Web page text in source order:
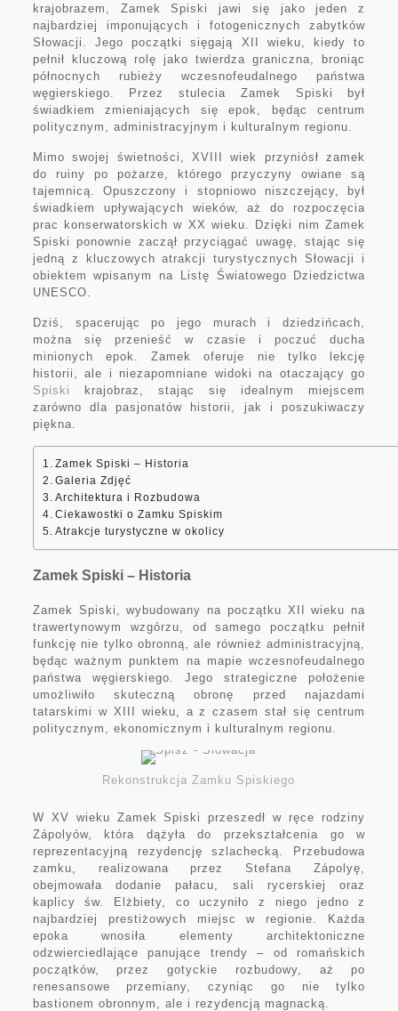
krajobrazem, Zamek Spiski jawi się jako jeden z
najbardziej imponujących i fotogenicznych zabytków
Słowacji. Jego początki sięgają XII wieku, kiedy to
pełnił kluczową rolę jako twierdza graniczna, broniąc
północnych rubieży wczesnofeudalnego państwa
węgierskiego. Przez stulecia Zamek Spiski był
świadkiem zmieniających się epok, będąc centrum
politycznym, administracyjnym i kulturalnym regionu.
Mimo swojej świetności, XVIII wiek przyniósł zamek
do ruiny po pożarze, którego przyczyny owiane są
tajemnicą. Opuszczony i stopniowo niszczejący, był
świadkiem upływających wieków, aż do rozpoczęcia
prac konserwatorskich w XX wieku. Dzięki nim Zamek
Spiski ponownie zaczął przyciągać uwagę, stając się
jedną z kluczowych atrakcji turystycznych Słowacji i
obiektem wpisanym na Listę Światowego Dziedzictwa
UNESCO.
Dziś, spacerując po jego murach i dziedzińcach,
można się przenieść w czasie i poczuć ducha
minionych epok. Zamek oferuje nie tylko lekcję
historii, ale i niezapomniane widoki na otaczający go
Spiski
krajobraz, stając się idealnym miejscem
zarówno dla pasjonatów historii, jak i poszukiwaczy
piękna.
Zamek Spiski – Historia
Galeria Zdjęć
Architektura i Rozbudowa
Ciekawostki o Zamku Spiskim
Atrakcje turystyczne w okolicy
Zamek Spiski – Historia
Zamek Spiski, wybudowany na początku XII wieku na
trawertynowym wzgórzu, od samego początku pełnił
funkcję nie tylko obronną, ale również administracyjną,
będąc ważnym punktem na mapie wczesnofeudalnego
państwa węgierskiego. Jego strategiczne położenie
umożliwiło skuteczną obronę przed najazdami
tatarskimi w XIII wieku, a z czasem stał się centrum
politycznym, ekonomicznym i kulturalnym regionu.
Rekonstrukcja Zamku Spiskiego
W XV wieku Zamek Spiski przeszedł w ręce rodziny
Zápolyów, która dążyła do przekształcenia go w
reprezentacyjną rezydencję szlachecką. Przebudowa
zamku, realizowana przez Stefana Zápolyę,
obejmowała dodanie pałacu, sali rycerskiej oraz
kaplicy św. Elżbiety, co uczyniło z niego jedno z
najbardziej prestiżowych miejsc w regionie. Każda
epoka wnosiła elementy architektoniczne
odzwierciedlające panujące trendy – od romańskich
początków, przez gotyckie rozbudowy, aż po
renesansowe przemiany, czyniąc go nie tylko
bastionem obronnym, ale i rezydencją magnacką.